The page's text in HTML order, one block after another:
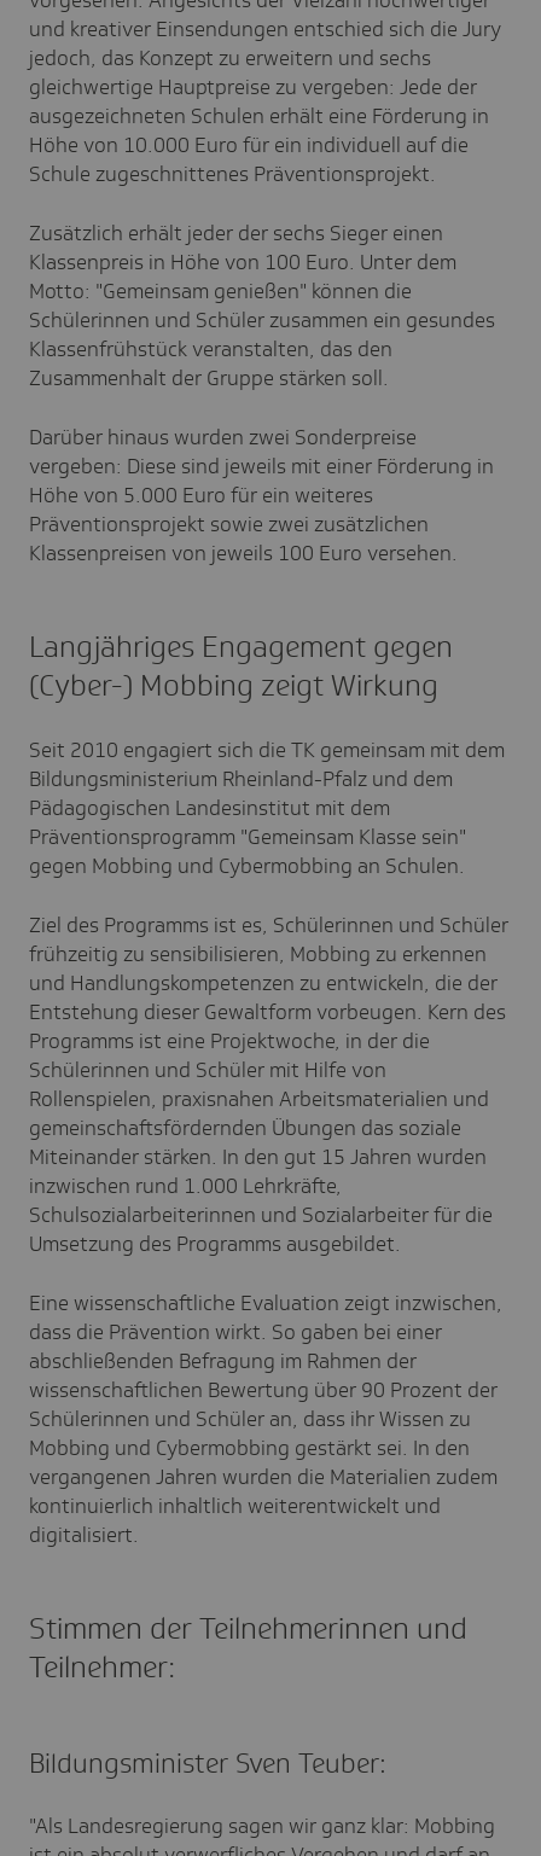
und kreativer Einsendungen entschied sich die Jury
jedoch, das Konzept zu erweitern und sechs
gleichwertige Hauptpreise zu vergeben: Jede der
ausgezeichneten Schulen erhält eine Förderung in
Höhe von 10.000 Euro für ein individuell auf die
Schule zugeschnittenes Präventionsprojekt.
Zusätzlich erhält jeder der sechs Sieger einen
Klassenpreis in Höhe von 100 Euro. Unter dem
Motto: "Gemeinsam genießen" können die
Schülerinnen und Schüler zusammen ein gesundes
Klassenfrühstück veranstalten, das den
Zusammenhalt der Gruppe stärken soll.
Darüber hinaus wurden zwei Sonderpreise
vergeben: Diese sind jeweils mit einer Förderung in
Höhe von 5.000 Euro für ein weiteres
Präventionsprojekt sowie zwei zusätzlichen
Klassenpreisen von jeweils 100 Euro versehen.
Langjähriges Engagement gegen
(Cyber-) Mobbing zeigt Wirkung
Seit 2010 engagiert sich die TK gemeinsam mit dem
Bildungsministerium Rheinland-Pfalz und dem
Pädagogischen Landesinstitut mit dem
Präventionsprogramm "Gemeinsam Klasse sein"
gegen Mobbing und Cybermobbing an Schulen.
Ziel des Programms ist es, Schülerinnen und Schüler
frühzeitig zu sensibilisieren, Mobbing zu erkennen
und Handlungskompetenzen zu entwickeln, die der
Entstehung dieser Gewaltform vorbeugen. Kern des
Programms ist eine Projektwoche, in der die
Schülerinnen und Schüler mit Hilfe von
Rollenspielen, praxisnahen Arbeitsmaterialien und
gemeinschaftsfördernden Übungen das soziale
Miteinander stärken. In den gut 15 Jahren wurden
inzwischen rund 1.000 Lehrkräfte,
Schulsozialarbeiterinnen und Sozialarbeiter für die
Umsetzung des Programms ausgebildet.
Eine wissenschaftliche Evaluation zeigt inzwischen,
dass die Prävention wirkt. So gaben bei einer
abschließenden Befragung im Rahmen der
wissenschaftlichen Bewertung über 90 Prozent der
Schülerinnen und Schüler an, dass ihr Wissen zu
Mobbing und Cybermobbing gestärkt sei. In den
vergangenen Jahren wurden die Materialien zudem
kontinuierlich inhaltlich weiterentwickelt und
digitalisiert.
Stimmen der Teilnehmerinnen und
Teilnehmer:
Bildungsminister Sven Teuber:
"Als Landesregierung sagen wir ganz klar: Mobbing